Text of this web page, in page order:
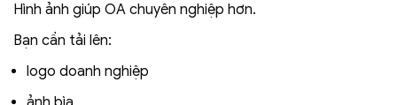
Hình ảnh giúp OA chuyên nghiệp hơn.
Bạn cần tải lên:
logo doanh nghiệp